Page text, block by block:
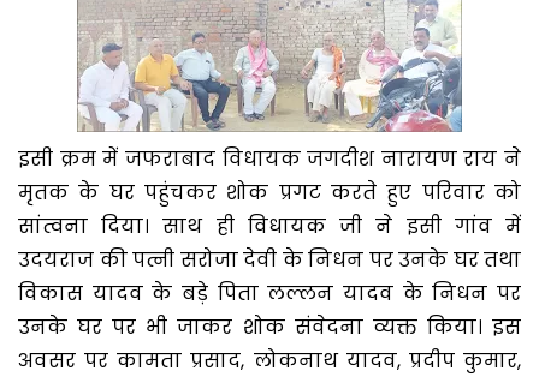
इसी क्रम में जफराबाद विधायक जगदीश नारायण राय ने
मृतक के घर पहुंचकर शोक प्रगट करते हुए परिवार को
सांत्वना दिया। साथ ही विधायक जी ने इसी गांव में
उदयराज की पत्नी सरोजा देवी के निधन पर उनके घर तथा
विकास यादव के बड़े पिता लल्लन यादव के निधन पर
उनके घर पर भी जाकर शोक संवेदना व्यक्त किया। इस
अवसर पर कामता प्रसाद, लोकनाथ यादव, प्रदीप कुमार,